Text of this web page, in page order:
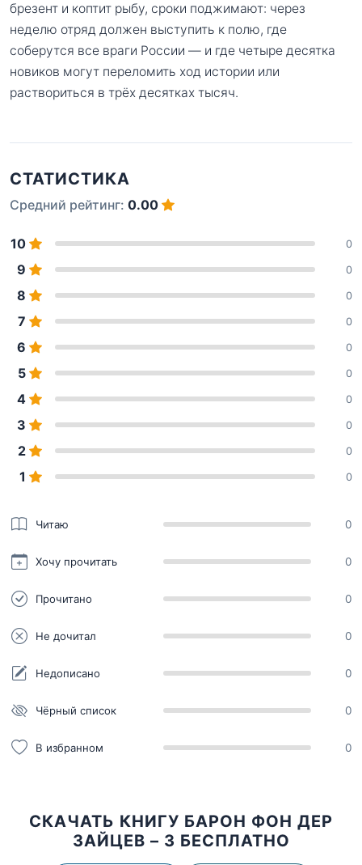
брезент и коптит рыбу, сроки поджимают: через
неделю отряд должен выступить к полю, где
соберутся все враги России — и где четыре десятка
новиков могут переломить ход истории или
раствориться в трёх десятках тысяч.
СТАТИСТИКА
Средний рейтинг: 0.00
10 0
9 0
8 0
7 0
6 0
5 0
4 0
3 0
2 0
1 0
Читаю 0
Хочу прочитать 0
Прочитано 0
Не дочитал 0
Недописано 0
Чёрный список 0
В избранном 0
СКАЧАТЬ КНИГУ БАРОН ФОН ДЕР
ЗАЙЦЕВ – 3 БЕСПЛАТНО